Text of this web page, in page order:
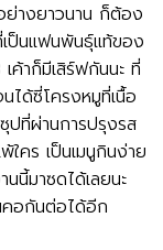
ย่างยาวนาน ก็ต้อง
ป็นแฟนพันธุ์แท้ของ
ค้าก็มีเสิร์ฟกันนะ ที่
ได้ซี่โครงหมูที่เนื้อ
ปที่ผ่านการปรุงรส
ใคร เป็นเมนูกินง่าย
นี้มาซดได้เลยนะ
คอกันต่อได้อีก